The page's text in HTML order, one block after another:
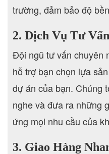
trường, đảm bảo độ
2. Dịch Vụ Tư
Đội ngũ tư vấn chuyên
hỗ trợ bạn chọn lựa
dự án của bạn. Chúng
nghe và đưa ra những
ứng mọi nhu cầu của
3. Giao Hàng